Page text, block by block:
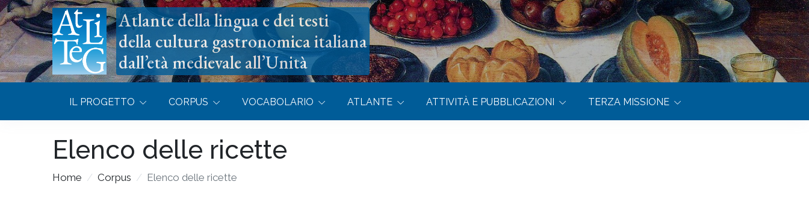
Atlante della lingua e dei testi
della cultura gastronomica italiana
dall’età medievale all’Unità
IL PROGETTO CORPUS VOCABOLARIO ATLANTE ATTIVITÀ E PUBBLICAZIONI TERZA MISSIONE
Elenco delle ricette
Home Corpus Elenco delle ricette